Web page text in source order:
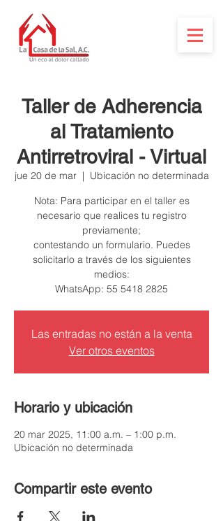
Taller de Adherencia
al Tratamiento
Antirretroviral - Virtual
jue 20 de mar
  |
Ubicación no determinada
Nota: Para participar en el taller es
necesario que realices tu registro
previamente;
contestando un formulario. Puedes
solicitarlo a través de los siguientes
medios:
Las entradas no están a la venta
Ver otros eventos
Horario y ubicación
20 mar 2025, 11:00 a.m. – 1:00 p.m.
Ubicación no determinada
Compartir este evento